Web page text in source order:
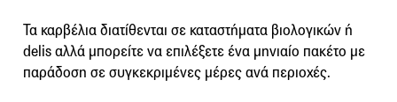
Τα καρβέλια διατίθενται σε καταστήματα βιολογικών ή
delis αλλά μπορείτε να επιλέξετε ένα μηνιαίο πακέτο με
παράδοση σε συγκεκριμένες μέρες ανά περιοχές.